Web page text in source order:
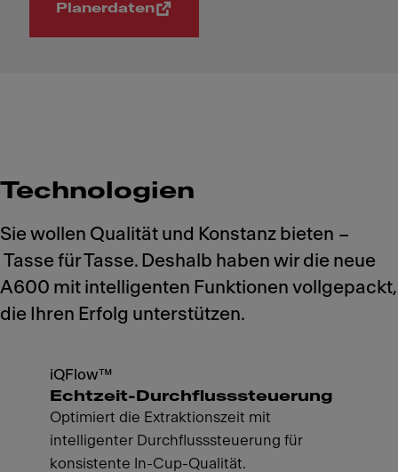
Planerdaten
Technologien
Sie wollen Qualität und Konstanz bieten –
Tasse für Tasse. Deshalb haben wir die neue
A600 mit intelligenten Funktionen vollgepackt,
die Ihren Erfolg unterstützen.
iQFlow™
Echtzeit-Durchflusssteuerung
Optimiert die Extraktionszeit mit
intelligenter Durchflusssteuerung für
konsistente In-Cup-Qualität.